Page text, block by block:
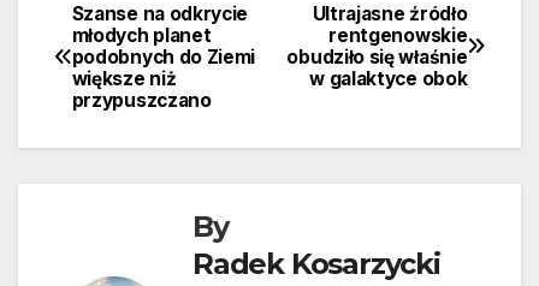
Nawigacja
wpisu
Ultrajasne źródło
rentgenowskie
obudziło się właśnie
w galaktyce obok
Szanse na odkrycie
młodych planet
podobnych do Ziemi
większe niż
przypuszczano
By
Radek Kosarzycki